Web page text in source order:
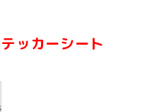
ッカーシート